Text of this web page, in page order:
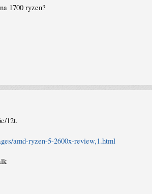
1700 ryzen?
12t.
amd-ryzen-5-2600x-review,1.html